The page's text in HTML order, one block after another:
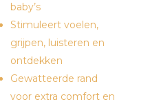
baby’s
Stimuleert voelen,
grijpen, luisteren en
ontdekken
Gewatteerde rand
voor extra comfort en